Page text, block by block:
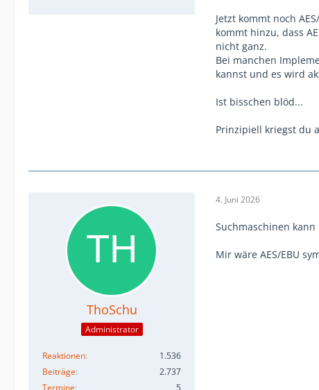
Jetzt kommt noch
kommt hinzu, dass
nicht ganz.
Bei manchen
kannst und es wird
Ist bisschen blöd...
Prinzipiell kriegst du
ThoSchu
Administrator
Reaktionen
1.536
Beiträge
2.737
Termine
5
4. Juni 2026
Suchmaschinen
Mir wäre AES/EBU